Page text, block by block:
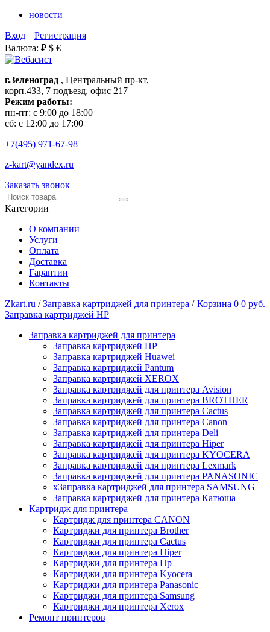
новости
Вход | Регистрация
Валюта: ₽ $ €
г.Зеленоград , Центральный пр-кт,
корп.433, 7 подъезд, офис 217
Режим работы:
пн-пт: с 9:00 до 18:00
сб: с 12:00 до 17:00
+7(495) 971-67-98
z-kart@yandex.ru
Заказать звонок
Категории
О компании
Услуги
Оплата
Доставка
Гарантии
Контакты
Корзина 0 0 руб.
Zkart.ru /Заправка картриджей для принтера /
Заправка картриджей HP
Заправка картриджей для принтера
Заправка картриджей HP
Заправка картриджей Huawei
Заправка картриджей Pantum
Заправка картриджей XEROX
Заправка картриджей для принтера Avision
Заправка картриджей для принтера BROTHER
Заправка картриджей для принтера Cactus
Заправка картриджей для принтера Canon
Заправка картриджей для принтера Deli
Заправка картриджей для принтера Hiper
Заправка картриджей для принтера KYOCERA
Заправка картриджей для принтера Lexmark
Заправка картриджей для принтера PANASONIC
xЗаправка картриджей для принтера SAMSUNG
Заправка картриджей для принтера Катюша
Картридж для принтера
Картридж для принтера CANON
Картриджи для принтера Brother
Картриджи для принтера Cactus
Картриджи для принтера Hiper
Картриджи для принтера Hp
Картриджи для принтера Kyocera
Картриджи для принтера Panasonic
Картриджи для принтера Samsung
Картриджи для принтера Xerox
Ремонт принтеров